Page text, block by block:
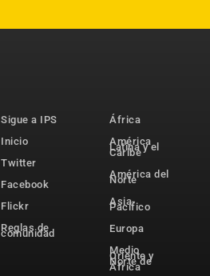
Sigue a IPS
Inicio
Twitter
Facebook
Flickr
Reglas de
comunidad
África
América
Latina y el
Caribe
América del
Norte
Asia-
Pacífico
Europa
Medio
Oriente y
Norte de
África